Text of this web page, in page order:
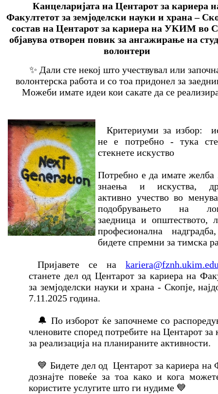
Канцеларијата на Центарот за кариера
Факултетот за земјоделски науки и храна –
состав на Центарот за кариера на УКИМ во
објавува отворен повик за ангажирање на
волонтери
✨ Дали сте некој што учествувал или
волонтерска работа и со тоа придонел за
Можеби имате идеи кои сакате да се
Критериуми за избор:
не е потребно - тука
стекнете искуство
Потребно е да имате желба
знаења и искуства,
активно учество во
подобрувањето на
заедница и општеството,
професионална
бидете спремни за тимска
Пријавете се на
станете дел од Центарот за кариера на
за земјоделски науки и храна - Скопје,
7.11.2025 година.
🔔 По изборот ќе започнеме со
членовите според потребите на Центарот за
за реализација на планираните активности.
💙 Бидете дел од Центарот за кариера
дознајте повеќе за тоа како и кога
користите услугите што ги нудиме 💙